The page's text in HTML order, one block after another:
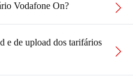
Vodafone On?
e de upload dos tarifários